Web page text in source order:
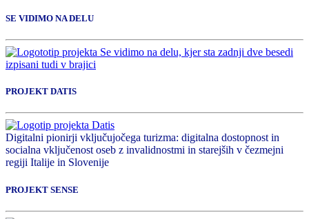
SE VIDIMO NA DELU
PROJEKT DATIS
Digitalni pionirji vključujočega turizma: digitalna dostopnost in
socialna vključenost oseb z invalidnostmi in starejših v čezmejni
regiji Italije in Slovenije
PROJEKT SENSE